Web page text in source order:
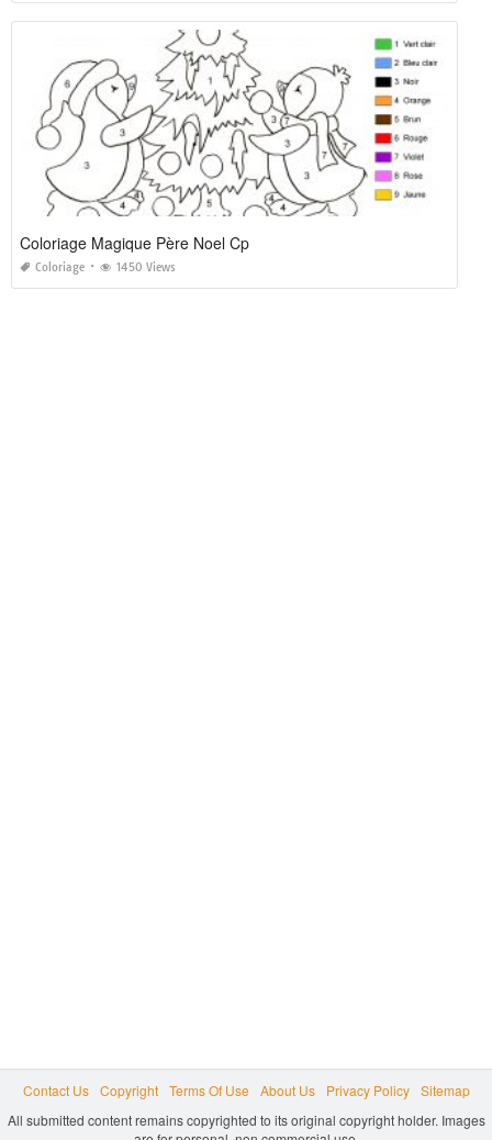
Coloriage Magique Père Noel Cp
Coloriage 1450 Views
Contact Us Copyright Terms Of Use About Us Privacy Policy
Sitemap
All submitted content remains copyrighted to its original copyright holder. Images